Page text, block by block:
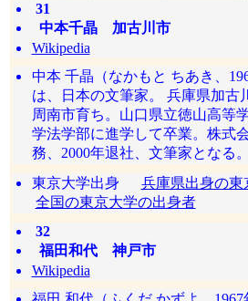
31
中本千晶 加古川市
Wikipedia
中本 千晶（なかもと ちあき、
は、日本の文筆家。 兵庫県加古
周南市育ち。山口県立徳山高等
学法学部に進学して卒業。株式
務、2000年退社、文筆家となる。
東京大学出身 兵庫県出身の東
全国の東京大学の出身者
32
福田和代 神戸市
Wikipedia